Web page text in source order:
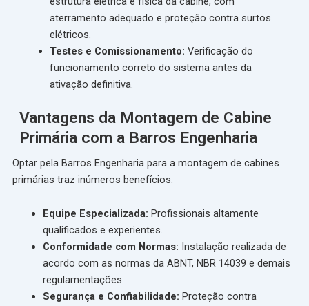
aterramento adequado e proteção contra surtos
elétricos.
Testes e Comissionamento: Verificação do
funcionamento correto do sistema antes da
ativação definitiva.
Vantagens da Montagem de Cabine
Primária com a Barros Engenharia
Optar pela Barros Engenharia para a montagem de cabines
primárias traz inúmeros benefícios:
Equipe Especializada: Profissionais altamente
qualificados e experientes.
Conformidade com Normas: Instalação realizada de
acordo com as normas da ABNT, NBR 14039 e demais
regulamentações.
Segurança e Confiabilidade: Proteção contra